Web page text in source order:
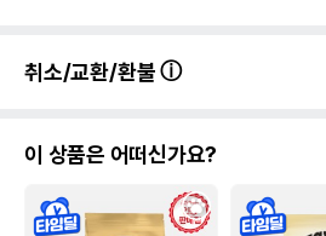
취소/교환/환불
이 상품은 어떠신가요?